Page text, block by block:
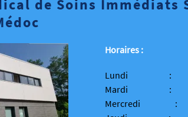
de Soins Immédiats
Horaires :
Lundi :
Mardi
:
Mercredi
: